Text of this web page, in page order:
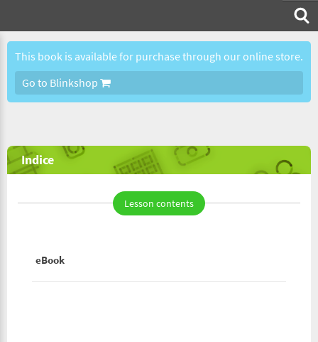
This book is available for purchase through our online store.
Go to Blinkshop
Indice
Lesson contents
eBook